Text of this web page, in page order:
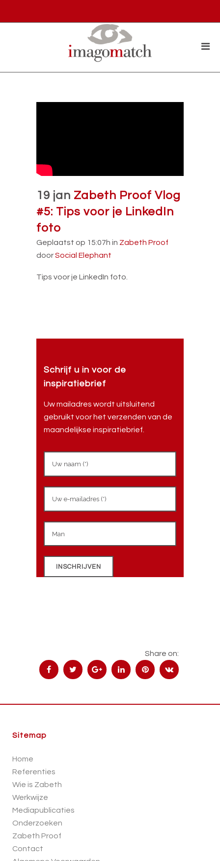
19 jan Zabeth Proof Vlog
#5: Tips voor je LinkedIn
foto
Geplaatst op 15:07h in Zabeth Proof
doorSocial Elephant
Tips voor je LinkedIn foto.
Schrijf u in voor de
inspiratiebrief
Uw mailadres wordt uitsluitend
gebruikt voor het verzenden van de
maandelijkse inspiratiebrief.
Share on:
Sitemap
Home
Referenties
Wie is Zabeth
Werkwijze
Mediapublicaties
Onderzoeken
Zabeth Proof
Contact